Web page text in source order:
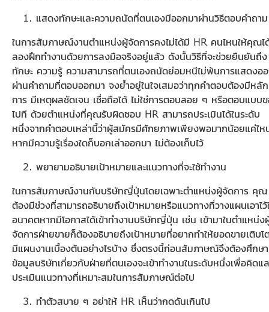
แสดงทักษะและความถนัดที่ตนเองมีออกมาผ่านวิธีตอบคำถาม
ในการสัมภาษณ์งานตำแหน่งผู้จัดการคงไม่ได้มี HR คนไหนให้คุณไ
ลองฝึกทำงานด้วยการลงมือจริงอยู่แล้ว ดังนั้นวิธีที่จะช่วยยืนยันถึง
ทักษะ ความรู้ ความสามารถที่ตนเองถนัดย่อมหนีไม่พ้นการแสดงอ
ผ่านคำถามที่ตอบออกมา จงย้ำอยู่ในใจเสมอว่าทุกคำตอบต้องมีหลัก
การ มีเหตุผลชัดเจน เชื่อถือได้ ไม่ใช่การตอบลอย ๆ หรือตอบแบบ
ไปที ด้วยตำแหน่งที่คุณรับผิดชอบ HR สามารถประเมินได้ในระดับ
หนึ่งจากคำตอบเหล่านี้ว่าผู้สมัครมีศักยภาพเพียงพอมากน้อยแค่ไห
หากมีความรู้เรื่องใดก็บอกเล่าออกมา ไม่ต้องเก็บไว้
พยายามอธิบายเป้าหมายและแนวทางที่จะใช้ทำงาน
ในการสัมภาษณ์งานกับบริษัทญี่ปุ่นโดยเฉพาะตำแหน่งผู้จัดการ คุณ
ต้องมีช่วงที่สามารถอธิบายถึงเป้าหมายหรือแนวทางที่วางแผนเอาไว้
อนาคตหากมีโอกาสได้เข้าทำงานบริษัทญี่ปุ่น เช่น เข้ามาในตำแหน่ง
จัดการฝ่ายขายก็ต้องอธิบายถึงเป้าหมายที่อยากทำให้ยอดขายเติบโ
มีแผนงานเบื้องต้นอย่างไรบ้าง ซึ่งตรงนี้ก่อนสัมภาษณ์จึงต้องศึกษา
ข้อมูลบริษัทเกี่ยวกับฝ่ายที่ตนเองจะเข้าทำงานในระดับหนึ่งเพื่อคิดแ
ประเมินแนวทางที่เหมาะสมในการสัมภาษณ์ต่อไป
ทำตัวสบาย ๆ อย่าให้ HR เห็นว่ากดดันเกินไป